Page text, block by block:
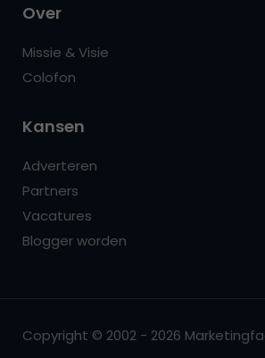
Over
Missie & Visie
Colofon
Kansen
Adverteren
Partners
Vacatures
Blogger worden
Copyright © 2002 - 2026